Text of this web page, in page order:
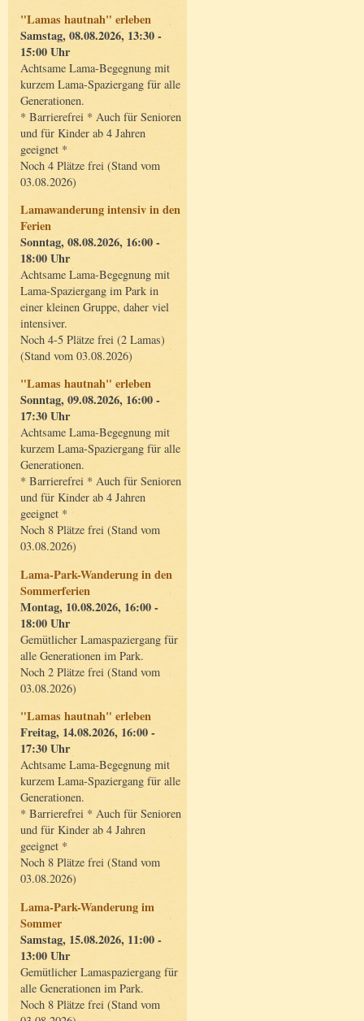
"Lamas hautnah" erleben
Samstag, 08.08.2026, 13:30 -
15:00 Uhr
Achtsame Lama-Begegnung mit
kurzem Lama-Spaziergang für alle
Generationen.
* Barrierefrei * Auch für Senioren
und für Kinder ab 4 Jahren
geeignet *
Noch 4 Plätze frei (Stand vom
03.08.2026)
Lamawanderung intensiv in den
Ferien
Sonntag, 08.08.2026, 16:00 -
18:00 Uhr
Achtsame Lama-Begegnung mit
Lama-Spaziergang im Park in
einer kleinen Gruppe, daher viel
intensiver.
Noch 4-5 Plätze frei (2 Lamas)
(Stand vom 03.08.2026)
"Lamas hautnah" erleben
Sonntag, 09.08.2026, 16:00 -
17:30 Uhr
Achtsame Lama-Begegnung mit
kurzem Lama-Spaziergang für alle
Generationen.
* Barrierefrei * Auch für Senioren
und für Kinder ab 4 Jahren
geeignet *
Noch 8 Plätze frei (Stand vom
03.08.2026)
Lama-Park-Wanderung in den
Sommerferien
Montag, 10.08.2026, 16:00 -
18:00 Uhr
Gemütlicher Lamaspaziergang für
alle Generationen im Park.
Noch 2 Plätze frei (Stand vom
03.08.2026)
"Lamas hautnah" erleben
Freitag, 14.08.2026, 16:00 -
17:30 Uhr
Achtsame Lama-Begegnung mit
kurzem Lama-Spaziergang für alle
Generationen.
* Barrierefrei * Auch für Senioren
und für Kinder ab 4 Jahren
geeignet *
Noch 8 Plätze frei (Stand vom
03.08.2026)
Lama-Park-Wanderung im
Sommer
Samstag, 15.08.2026, 11:00 -
13:00 Uhr
Gemütlicher Lamaspaziergang für
alle Generationen im Park.
Noch 8 Plätze frei (Stand vom